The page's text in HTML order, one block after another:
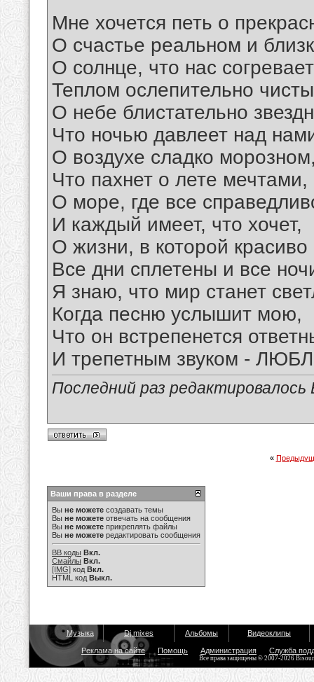
Мне хочется петь о
О счастье реальном и
О солнце, что нас согревает
Теплом ослепительно
О небе блистательно
Что ночью давлеет над
О воздухе сладко
Что пахнет о лете мечтами,
О море, где все
И каждый имеет, что хочет,
О жизни, в которой красиво
Все дни сплетены и все
Я знаю, что мир станет
Когда песню услышит мою,
Что он встрепенется
И трепетным звуком -
Последний раз
«
Ваши права в разделе
Вы не можете создавать темы
Вы не можете отвечать на сообщения
Вы не можете прикреплять файлы
Вы не можете редактировать сообщения
BB коды Вкл.
Смайлы Вкл.
[IMG] код Вкл.
HTML код Выкл.
Музыка Dj mixes Альбомы Видеоклипы
Реклама на сайте Помощь Администрация Служба
Все права защищены © 2007-2026